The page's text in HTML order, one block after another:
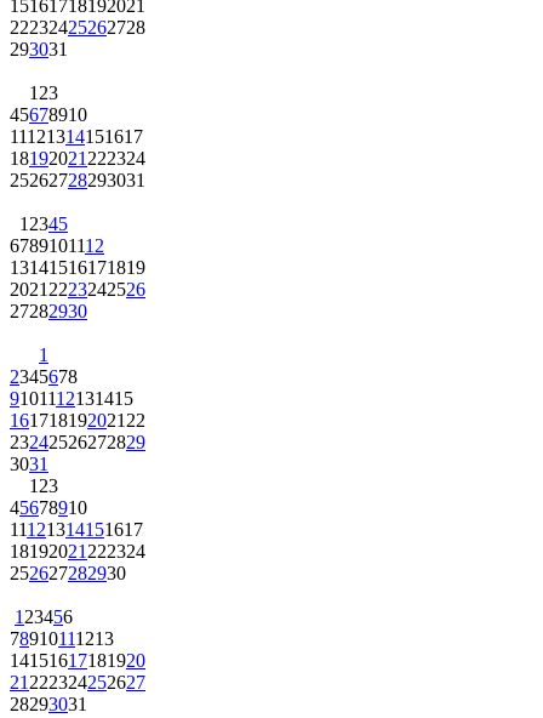
15161718192021
22232425262728
293031
1 23
45678910
11121314151617
18192021 222324
25262728293031
1 2345
6789101112
13141516171819
2021 2223242526
27282930
1
2345678
9101112131415
161718192021 22
23242526272829
3031
1 23
45678910
11121314151617
18192021 222324
252627282930
1 23456
78910111213
14151617181920
21 222324252627
28293031